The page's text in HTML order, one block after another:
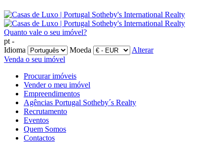
Quanto vale o seu imóvel?
pt -
Idioma
Moeda
Alterar
Venda o seu imóvel
Procurar imóveis
Vender o meu imóvel
Empreendimentos
Agências Portugal Sotheby´s Realty
Recrutamento
Eventos
Quem Somos
Contactos